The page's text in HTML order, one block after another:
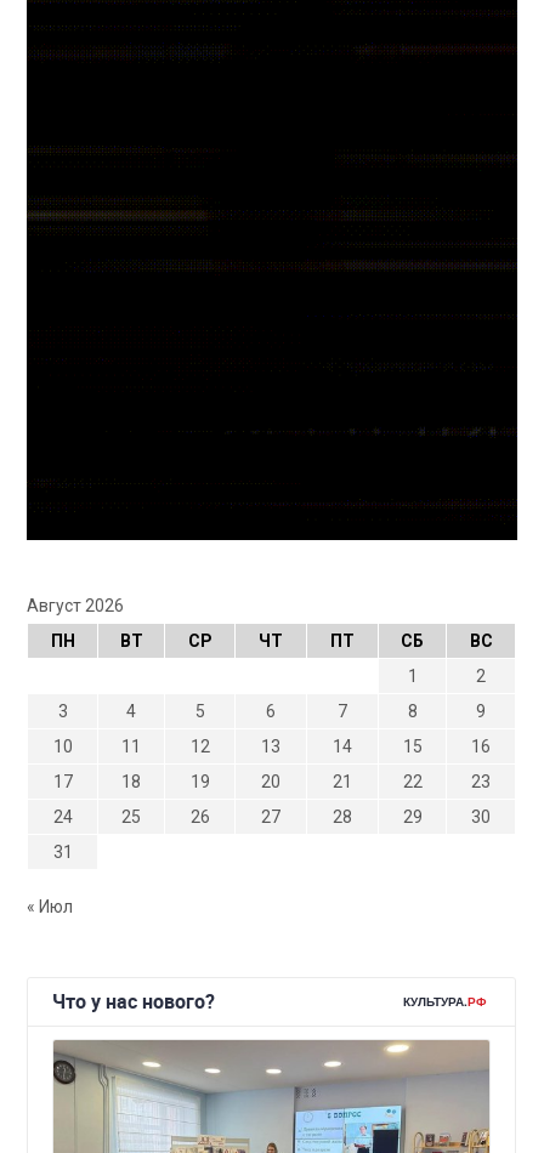
Август 2026
ПН
ВТ СР ЧТ ПТ СБ
ВС
1
2
3
4 5 6 7 8
9
10
11 12 13 14 15
16
17
18 19 20 21 22
23
24
25 26 27 28 29
30
31
« Июл